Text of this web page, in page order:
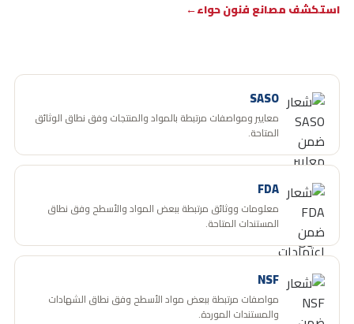
استكشف مصانع فنون حواء
تشغيل الفيديو داخل الصفحة
SASO
معايير ومواصفات مرتبطة بالمواد والمنتجات وفق نطاق الوثائق
المتاحة.
FDA
معلومات ووثائق مرتبطة ببعض المواد والأسطح وفق نطاق
المستندات المتاحة.
NSF
مواصفات مرتبطة ببعض مواد الأسطح وفق نطاق الشهادات
والمستندات الموردة.